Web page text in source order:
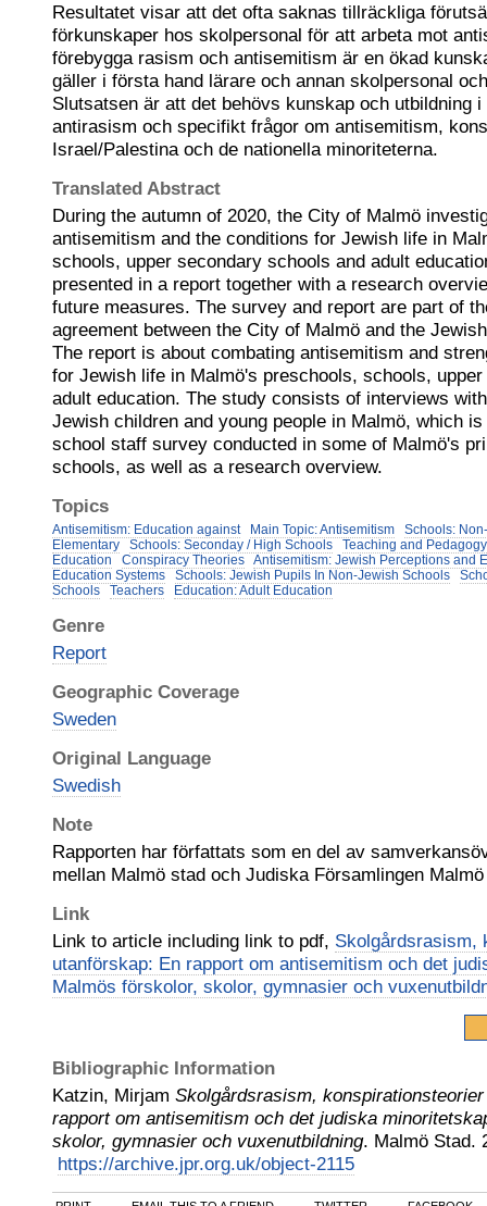
Resultatet visar att det ofta saknas tillräckliga
förkunskaper hos skolpersonal för att arbeta mot
förebygga rasism och antisemitism är en ökad
gäller i första hand lärare och annan skolpersonal
Slutsatsen är att det behövs kunskap och utbildning
antirasism och specifikt frågor om antisemitism,
Israel/Palestina och de nationella minoriteterna.
Translated Abstract
During the autumn of 2020, the City of Malmö
antisemitism and the conditions for Jewish life in
schools, upper secondary schools and adult
presented in a report together with a research
future measures. The survey and report are part of
agreement between the City of Malmö and the
The report is about combating antisemitism and
for Jewish life in Malmö's preschools, schools,
adult education. The study consists of interviews
Jewish children and young people in Malmö, which
school staff survey conducted in some of Malmö's
schools, as well as a research overview.
Topics
Antisemitism: Education against Main Topic: Antisemitism
Schools:
Elementary
Schools: Seconday / High Schools
Teaching and Pedagogy
Education
Conspiracy Theories Antisemitism: Jewish Perceptions and
Education Systems
Schools: Jewish Pupils In Non-Jewish Schools
Schools
Teachers Education: Adult Education
Genre
Report
Geographic Coverage
Sweden
Original Language
Swedish
Note
Rapporten har författats som en del av
mellan Malmö stad och Judiska Församlingen Malmö
Link
Link to article including link to pdf, Skolgårdsrasism,
utanförskap: En rapport om antisemitism och det
Malmös förskolor, skolor, gymnasier och
Bibliographic Information
Katzin, Mirjam Skolgårdsrasism,
rapport om antisemitism och det judiska
skolor, gymnasier och vuxenutbildning. Malmö Stad.
https://archive.jpr.org.uk/object-2115